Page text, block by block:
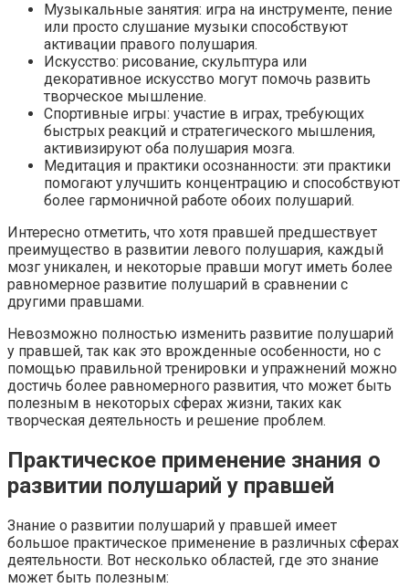
Музыкальные занятия: игра на инструменте, пение
или просто слушание музыки способствуют
активации правого полушария.
Искусство: рисование, скульптура или
декоративное искусство могут помочь развить
творческое мышление.
Спортивные игры: участие в играх, требующих
быстрых реакций и стратегического мышления,
активизируют оба полушария мозга.
Медитация и практики осознанности: эти практики
помогают улучшить концентрацию и способствуют
более гармоничной работе обоих полушарий.
Интересно отметить, что хотя правшей предшествует
преимущество в развитии левого полушария, каждый
мозг уникален, и некоторые правши могут иметь более
равномерное развитие полушарий в сравнении с
другими правшами.
Невозможно полностью изменить развитие полушарий
у правшей, так как это врожденные особенности, но с
помощью правильной тренировки и упражнений можно
достичь более равномерного развития, что может быть
полезным в некоторых сферах жизни, таких как
творческая деятельность и решение проблем.
Практическое применение знания о
развитии полушарий у правшей
Знание о развитии полушарий у правшей имеет
большое практическое применение в различных сферах
деятельности. Вот несколько областей, где это знание
может быть полезным: